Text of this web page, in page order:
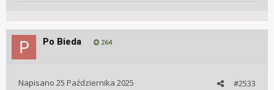
Po Bieda 264
#2533
Napisano 25 Października 2025